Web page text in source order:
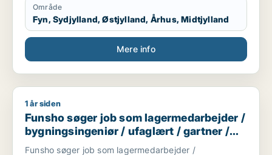
Område
Fyn, Sydjylland, Østjylland, Århus, Midtjylland
Mere info
Funsho søger job som lagermedarbejder /
1 år siden
Funsho søger job som lagermedarbejder /
bygningsingeniør / ufaglært / gartner /
landbrug
Funsho søger job som lagermedarbejder /